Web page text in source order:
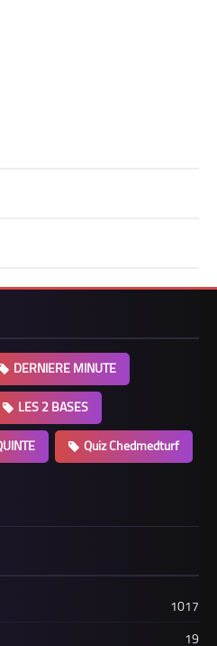
DERNIERE MINUTE
LES 2 BASES
Quiz Chedmedturf
1017
19